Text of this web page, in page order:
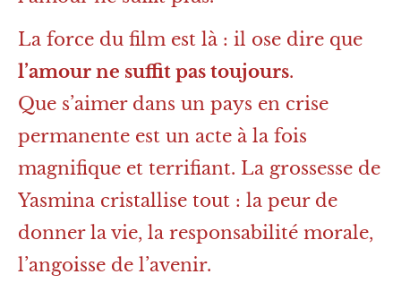
La force du film est là : il ose dire que
l’amour ne suffit pas toujours.
Que s’aimer dans un pays en crise
permanente est un acte à la fois
magnifique et terrifiant. La grossesse de
Yasmina cristallise tout : la peur de
donner la vie, la responsabilité morale,
l’angoisse de l’avenir.